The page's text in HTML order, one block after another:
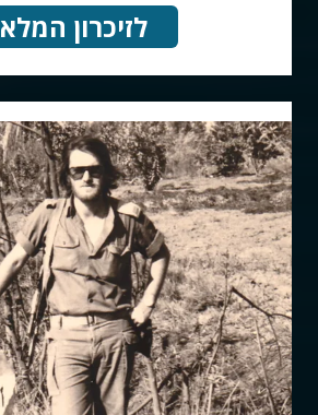
לזיכרון המלא